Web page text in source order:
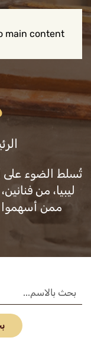
main content
تُسلط الضوء على
ليبيا، من
ممن أسهموا